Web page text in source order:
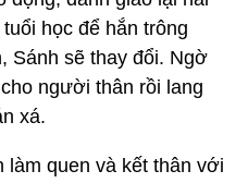
học để hắn trông
Sánh sẽ thay đổi. Ngờ
người thân rồi lang
xá.
làm quen và kết thân với